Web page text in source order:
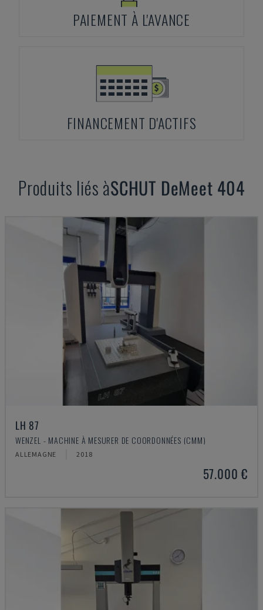
PAIEMENT À L'AVANCE
FINANCEMENT D'ACTIFS
Produits liés àSCHUT DeMeet 404
LH 87
WENZEL - MACHINE À MESURER DE COORDONNÉES (CMM)
ALLEMAGNE 2018
57.000 €